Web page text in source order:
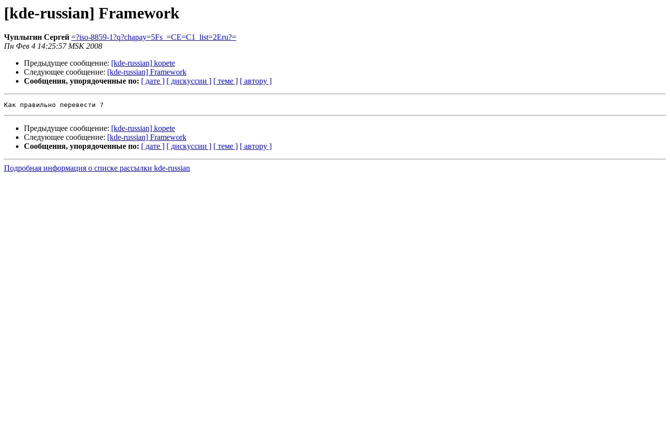
[kde-russian] Framework
Чуплыгин Сергей =?iso-8859-1?q?chapay=5Fs_=CE=C1_list=2Eru?=
Пн Фев 4 14:25:57 MSK 2008
Предыдущее сообщение: [kde-russian] kopete
Следующее сообщение: [kde-russian] Framework
Сообщения, упорядоченные по: [ дате ] [ дискуссии ] [ теме ] [ автору ]
Предыдущее сообщение: [kde-russian] kopete
Следующее сообщение: [kde-russian] Framework
Сообщения, упорядоченные по: [ дате ] [ дискуссии ] [ теме ] [ автору ]
Подробная информация о списке рассылки kde-russian